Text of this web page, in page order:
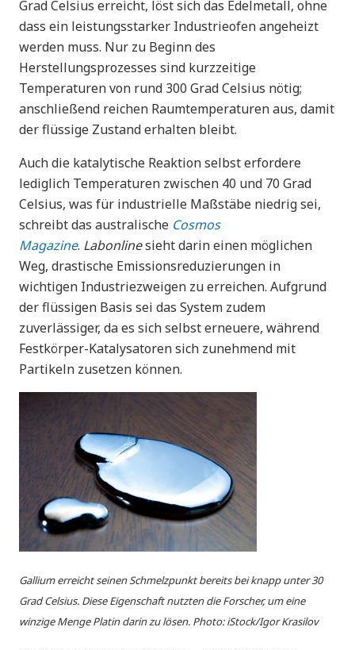
Grad Celsius erreicht, löst sich das Edelmetall, ohne
dass ein leistungsstarker Industrieofen angeheizt
werden muss. Nur zu Beginn des
Herstellungsprozesses sind kurzzeitige
Temperaturen von rund 300 Grad Celsius nötig;
anschließend reichen Raumtemperaturen aus, damit
der flüssige Zustand erhalten bleibt.
Auch die katalytische Reaktion selbst erfordere
lediglich Temperaturen zwischen 40 und 70 Grad
Celsius, was für industrielle Maßstäbe niedrig sei,
schreibt das australische Cosmos
Magazine. Labonlinesieht darin einen möglichen
Weg, drastische Emissionsreduzierungen in
wichtigen Industriezweigen zu erreichen. Aufgrund
der flüssigen Basis sei das System zudem
zuverlässiger, da es sich selbst erneuere, während
Festkörper-Katalysatoren sich zunehmend mit
Partikeln zusetzen können.
Gallium erreicht seinen Schmelzpunkt bereits bei knapp unter 30
Grad Celsius. Diese Eigenschaft nutzten die Forscher, um eine
winzige Menge Platin darin zu lösen. Photo: iStock/Igor Krasilov